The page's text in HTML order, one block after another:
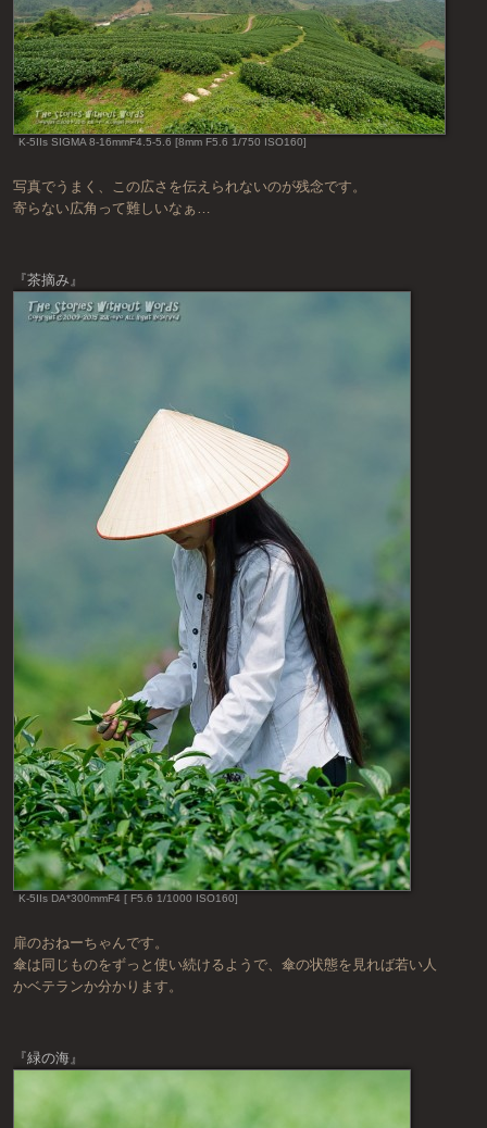
K-5IIs SIGMA 8-16mmF4.5-5.6 [8mm F5.6 1/750 ISO160]
写真でうまく、この広さを伝えられないのが残念です。
寄らない広角って難しいなぁ…
『茶摘み』
K-5IIs DA*300mmF4 [ F5.6 1/1000 ISO160]
扉のおねーちゃんです。
傘は同じものをずっと使い続けるようで、傘の状態を見れば若い人
かベテランか分かります。
『緑の海』